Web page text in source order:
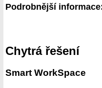
Podrobnější
Chytrá řešení
Smart WorkSpace